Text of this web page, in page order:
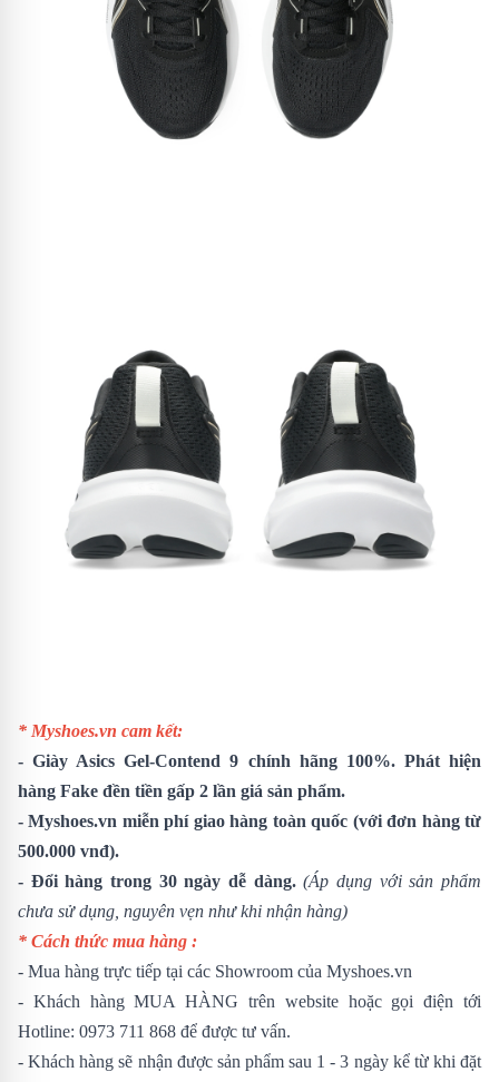
* Myshoes.vn cam kết:
-Giày Asics Gel-Contend 9 chính hãng 100%. Phát hiện
hàng Fake đền tiền gấp 2 lần giá sản phẩm.
- Myshoes.vn miễn phí giao hàng toàn quốc (với đơn hàng từ
500.000 vnđ).
- Đổi hàng trong 30 ngày dễ dàng.(Áp dụng với sản phẩm
chưa sử dụng, nguyên vẹn như khi nhận hàng)
* Cách thức mua hàng :
- Mua hàng trực tiếp tại các Showroom của Myshoes.vn
- Khách hàng MUA HÀNG trên website hoặc gọi điện tới
Hotline: 0973 711 868 để được tư vấn.
- Khách hàng sẽ nhận được sản phẩm sau 1 - 3 ngày kể từ khi đặt